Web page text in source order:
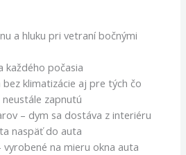
a hluku pri vetraní bočnými
každého počasia
bez klimatizácie aj pre tých čo
zapnutú
– dym sa dostáva z interiéru
naspäť do auta
vyrobené na mieru okna auta